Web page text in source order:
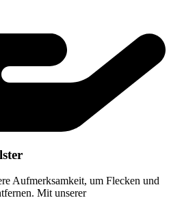
Aufmerksamkeit, um Flecken und
Mit unserer